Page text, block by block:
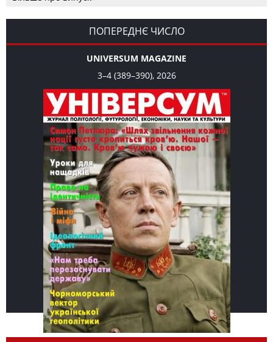
СЛОВО РЕДАКЦІЙНЕ Олег К. Романчук Журавель і синиця
як уособлення української політстратегії й тактики
ПОПЕРЕДНЄ ЧИСЛО
UNIVERSUM MAGAZINE
3–4 (389–390), 2026